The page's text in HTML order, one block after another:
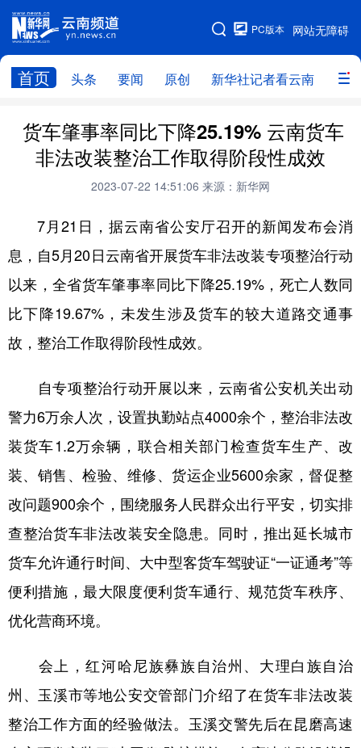
网站无障碍
PC版本
首页 头条 要闻 原创 新华社记者看云南 政务
网站地图
头条 云南要闻 本网原创
新华社记者看云南 政务 人事
云南省领导报道集
教育
州市
社会
图片
经济 服务 云南故事
云南青年说 趣看文物
货车肇事率同比下降25.19% 云南货车
非法改装整治工作取得阶段性成效
2023-07-22 14:51:06 来源：新华网
7月21日，据云南省公安厅召开的新闻发布会消
息，自5月20日云南省开展货车非法改装专项整治行动
以来，全省货车肇事率同比下降25.19%，死亡人数同
比下降19.67%，未发生涉及货车的较大道路交通事
故，整治工作取得阶段性成效。
自专项整治行动开展以来，云南省公安机关出动
警力6万余人次，设置执勤站点4000余个，整治非法改
装货车1.2万余辆，联合相关部门检查货车生产、改
装、销售、检验、维修、货运企业5600余家，督促整
改问题900余个，围绕服务人民群众出行平安，切实排
查整治货车非法改装安全隐患。同时，推出延长城市
货车允许通行时间、大中型客货车驾驶证“一证通考”等
便利措施，最大限度便利货车通行、规范货车秩序、
优化营商环境。
会上，红河哈尼族彝族自治州、大理白族自治
州、玉溪市等地公安交管部门介绍了在货车非法改装
整治工作方面的经验做法。玉溪交警先后在昆磨高速